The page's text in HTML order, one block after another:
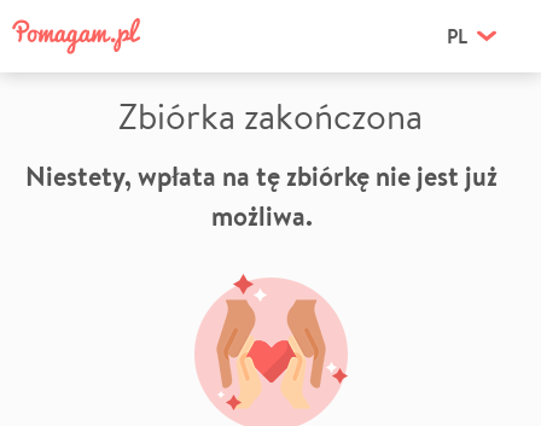
PL
Zbiórka zakończona
Niestety, wpłata na tę zbiórkę nie jest już
możliwa.